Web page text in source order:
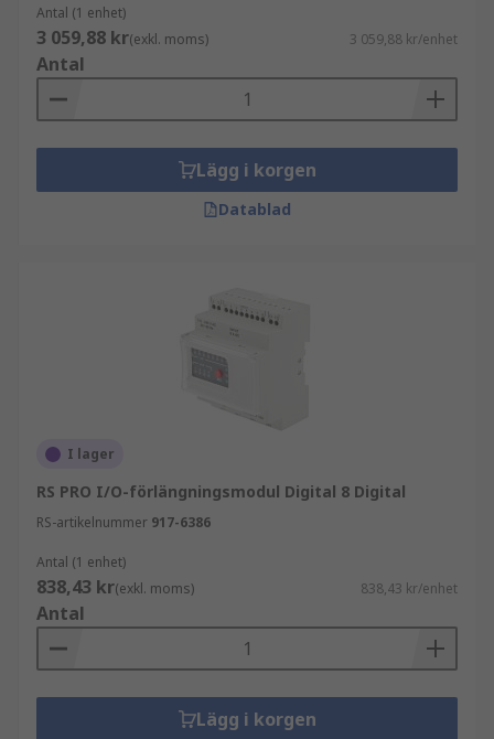
Antal (1 enhet)
3 059,88 kr(exkl. moms) 3 059,88 kr/enhet
Antal
Lägg i korgen
Datablad
I lager
RS PRO I/O-förlängningsmodul Digital 8 Digital
RS-artikelnummer 917-6386
Antal (1 enhet)
838,43 kr(exkl. moms) 838,43 kr/enhet
Antal
Lägg i korgen